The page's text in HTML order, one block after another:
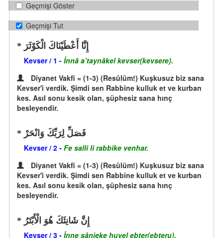
Geçmişi Göster
Geçmişi Tut
إِنَّا أَعْطَيْنَاكَ الْكَوْثَرَ
Kevser / 1 - İnnâ a’taynâkel kevser(kevsere).
Diyanet Vakfi = (1-3) (Resûlüm!) Kuşkusuz biz sana
Kevser'i verdik. Şimdi sen Rabbine kulluk et ve kurban
kes. Asıl sonu kesik olan, şüphesiz sana hınç
besleyendir.
فَصَلِّ لِرَبِّكَ وَانْحَرْ
Kevser / 2 - Fe salli li rabbike venhar.
Diyanet Vakfi = (1-3) (Resûlüm!) Kuşkusuz biz sana
Kevser'i verdik. Şimdi sen Rabbine kulluk et ve kurban
kes. Asıl sonu kesik olan, şüphesiz sana hınç
besleyendir.
إِنَّ شَانِئَكَ هُوَ الْأَبْتَرُ
Kevser / 3 - İnne şânieke huvel ebter(ebteru).